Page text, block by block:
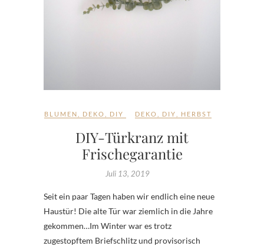
BLUMEN DEKO DIY DEKO DIY HERBST
DIY-Türkranz mit
Frischegarantie
Juli 13, 2019
Seit ein paar Tagen haben wir endlich eine neue
Haustür! Die alte Tür war ziemlich in die Jahre
gekommen…Im Winter war es trotz
zugestopftem Briefschlitz und provisorisch